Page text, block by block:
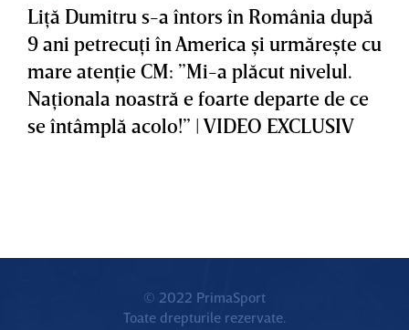
Liţă Dumitru s-a întors în România după
9 ani petrecuţi în America şi urmăreşte cu
mare atenţie CM: ”Mi-a plăcut nivelul.
Naţionala noastră e foarte departe de ce
se întâmplă acolo!” | VIDEO EXCLUSIV
© 2022 PrimaSport
Toate drepturile rezervate.